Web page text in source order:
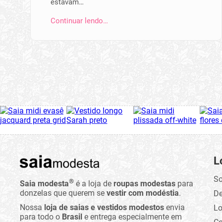
estavam…
Continuar lendo…
Saia modesta® é a loja de roupas modestas para
donzelas que querem se vestir com modéstia.
Nossa loja de saias e vestidos modestos envia
para todo o Brasil e entrega especialmente em